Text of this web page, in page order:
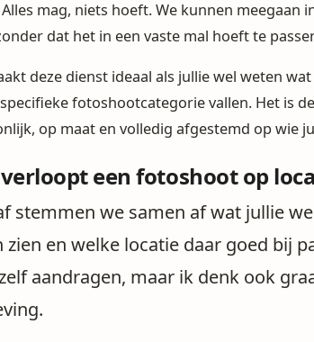
mag, niets hoeft. We kunnen meegaan
dat het in een vaste mal hoeft te
deze dienst ideaal als jullie wel weten
fotoshootcategorie vallen. Het is
op maat en volledig afgestemd op wie
een fotoshoot op
stemmen we samen af wat jullie
zien en welke locatie daar goed bij
aandragen, maar ik denk ook